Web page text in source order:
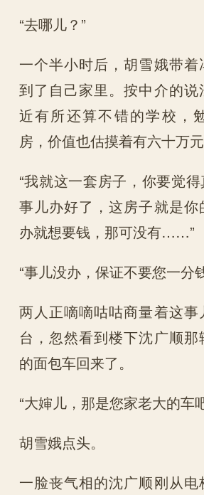
“去哪儿？”
一个半小时后，胡雪娥带
到了自己家里。按中介的
近有所还算不错的学校，
房，价值也估摸着有六十万元
“我就这一套房子，你要觉得
事儿办好了，这房子就是
办就想要钱，那可没有……”
“事儿没办，保证不要您一分
两人正嘀嘀咕咕商量着这事
台，忽然看到楼下沈广顺
的面包车回来了。
“大婶儿，那是您家老大的车
胡雪娥点头。
一脸丧气相的沈广顺刚从